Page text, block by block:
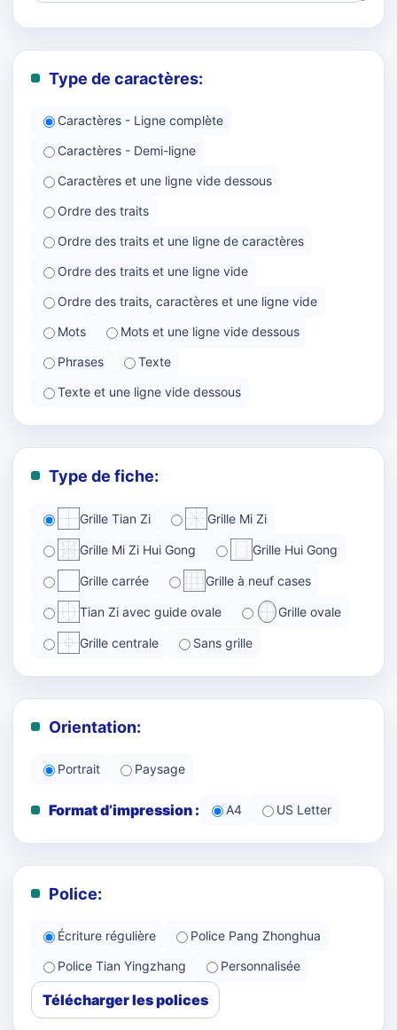
Type de caractères:
Caractères - Ligne complète
Caractères - Demi-ligne
Caractères et une ligne vide dessous
Ordre des traits
Ordre des traits et une ligne de caractères
Ordre des traits et une ligne vide
Ordre des traits, caractères et une ligne vide
Mots
Mots et une ligne vide dessous
Phrases
Texte
Texte et une ligne vide dessous
Type de fiche:
Grille Tian Zi Grille Mi Zi
Grille Mi Zi Hui Gong Grille Hui Gong
Grille carrée Grille à neuf cases
Tian Zi avec guide ovale Grille ovale
Grille centrale Sans grille
Orientation:
Portrait Paysage
Format d’impression : A4 US Letter
Police:
Écriture régulière
Police Pang Zhonghua
Police Tian Yingzhang
Personnalisée
Télécharger les polices